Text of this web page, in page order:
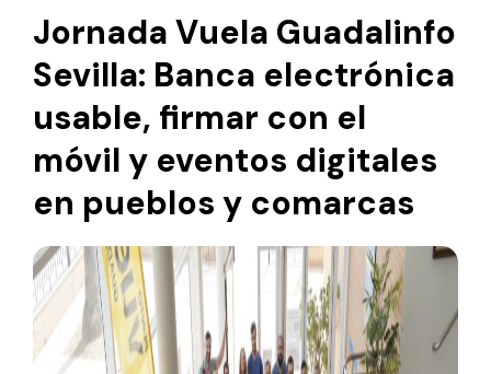
Jornada Vuela Guadalinfo
Sevilla: Banca electrónica
usable, firmar con el
móvil y eventos digitales
en pueblos y comarcas